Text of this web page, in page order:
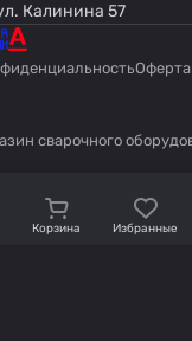
Калинина 57
Оферта
сварочного
Корзина Избранные